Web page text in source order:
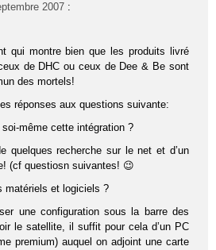
2007 :
qui montre bien que les produits livré
de DHC ou ceux de Dee & Be sont
des mortels!
réponses aux questions suivante:
même cette intégration ?
quelques recherche sur le net et d’un
(cf questiosn suivantes! 😉
matériels et logiciels ?
une configuration sous la barre des
le satellite, il suffit pour cela d’un PC
premium) auquel on adjoint une carte